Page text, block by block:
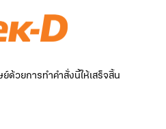
ด้วยการทำคำสั่งนี้ให้เสร็จสิ้น